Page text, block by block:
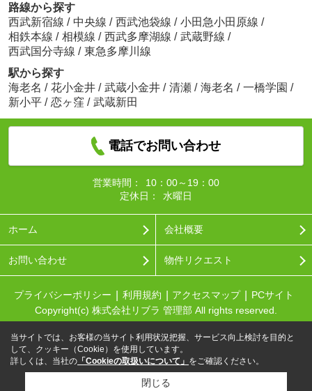
路線から探す
西武新宿線 / 中央線 / 西武池袋線 / 小田急小田原線 /
相鉄本線 / 相模線 / 西武多摩湖線 / 武蔵野線 /
西武国分寺線 / 東急多摩川線
駅から探す
海老名 / 花小金井 / 武蔵小金井 / 清瀬 / 海老名 / 一橋学園 /
新小平 / 恋ヶ窪 / 武蔵新田
電話でお問い合わせ
営業時間：
10：00～19：00
定休日：
水曜日
ホーム 会社概要
お問い合わせ 物件リクエスト
プライバシーポリシー 利用規約 アクセスマップ
PCサイト
Copyright(c) 株式会社リブラ 管理部 All rights reserved.
当サイトでは、お客様の当サイト利用状況把握、サービス向上検討を目的と
して、クッキー（Cookie）を使用しています。
詳しくは、当社の 「Cookieの取扱いについて」 をご確認ください。
閉じる